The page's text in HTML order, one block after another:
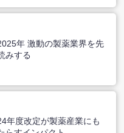
年 激動の製薬業界を先
みする
年度改定が製薬産業にも